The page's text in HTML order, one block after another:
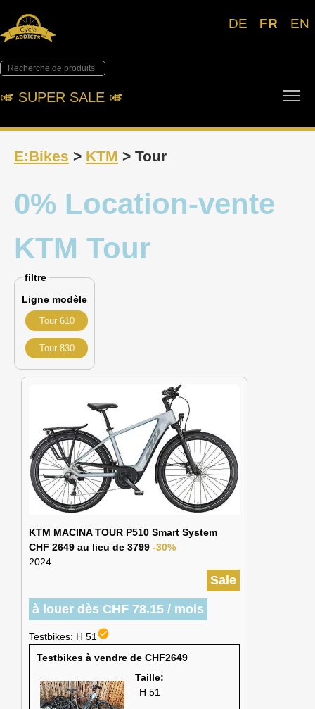
DE FR EN
🎺︎ SUPER SALE 🎺︎
E:Bikes > KTM > Tour
0% Location-vente
KTM Tour
filtre
Ligne modèle
Tour 610
Tour 830
KTM MACINA TOUR P510 Smart System
CHF 2649 au lieu de 3799 -30%
2024
Sale
à louer dès CHF 78.15 / mois
Testbikes: H 51 check_circle
Testbikes à vendre de CHF2649
Taille:
H 51